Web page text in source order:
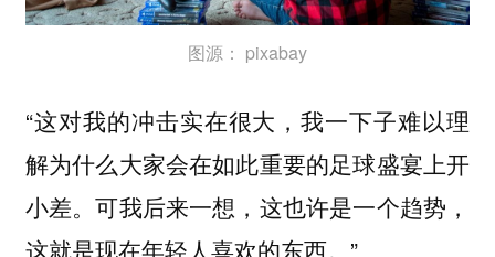
图源： pixabay
“这对我的冲击实在很大，我一下子难以理
解为什么大家会在如此重要的足球盛宴上开
小差。可我后来一想，这也许是一个趋势，
这就是现在年轻人喜欢的东西。”